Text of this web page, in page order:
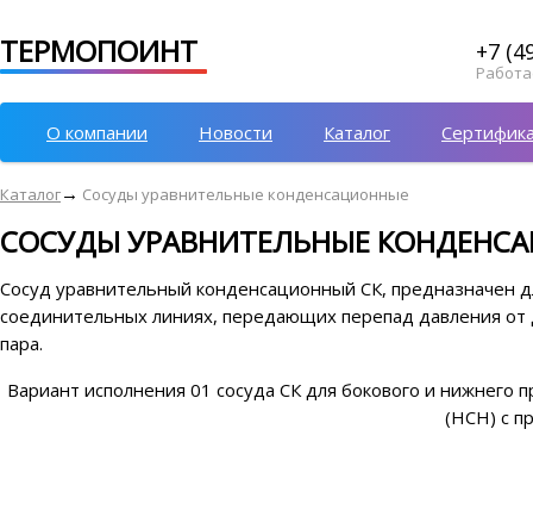
ТЕРМОПОИНТ +7
О компании Новости Каталог
Каталог→ Сосуды уравнительные конденсационные
СОСУДЫ УРАВНИТЕЛЬНЫЕ
Сосуд уравнительный конденсационный СК, предназначен
соединительных линиях, передающих перепад давления
пара.
Вариант исполнения 01 сосуда СК для бокового и
(НСН) с